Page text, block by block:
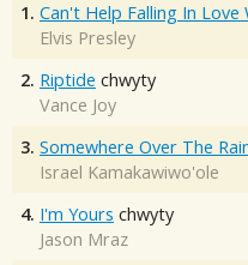
1. Can't Help Falling In Love
Elvis Presley
2. Riptide chwyty
Vance Joy
3. Somewhere Over The
Israel Kamakawiwo'ole
4. I'm Yours chwyty
Jason Mraz